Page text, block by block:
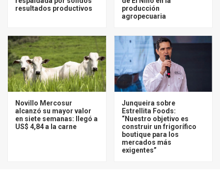
resultados productivos
producción
agropecuaria
Novillo Mercosur
alcanzó su mayor valor
en siete semanas: llegó a
US$ 4,84 a la carne
Junqueira sobre
Estrellita Foods:
“Nuestro objetivo es
construir un frigorífico
boutique para los
mercados más
exigentes”